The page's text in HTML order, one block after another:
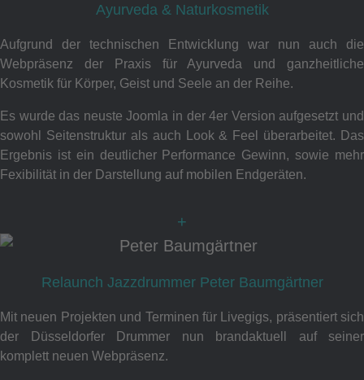
Ayurveda & Naturkosmetik
Aufgrund der technischen Entwicklung war nun auch die
Webpräsenz der Praxis für Ayurveda und ganzheitliche
Kosmetik für Körper, Geist und Seele an der Reihe.
Es wurde das neuste Joomla in der 4er Version aufgesetzt und
sowohl Seitenstruktur als auch Look & Feel überarbeitet. Das
Ergebnis ist ein deutlicher Performance Gewinn, sowie mehr
Fexibilität in der Darstellung auf mobilen Endgeräten.
+
Relaunch Jazzdrummer Peter Baumgärtner
Mit neuen Projekten und Terminen für Livegigs, präsentiert sich
der Düsseldorfer Drummer nun brandaktuell auf seiner
komplett neuen Webpräsenz.